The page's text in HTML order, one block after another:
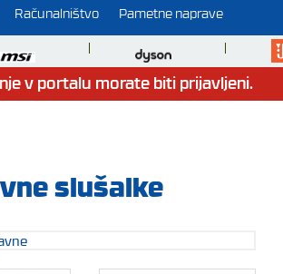
Računalništvo Pametne naprave
v portalu morate biti prijavljeni.
slušalke